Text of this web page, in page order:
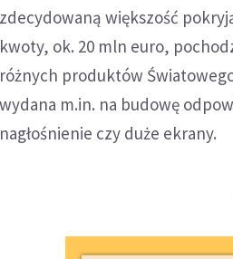
zdecydowaną większość
kwoty, ok. 20 mln euro,
różnych produktów
wydana m.in. na budowę
nagłośnienie czy duże ekrany.